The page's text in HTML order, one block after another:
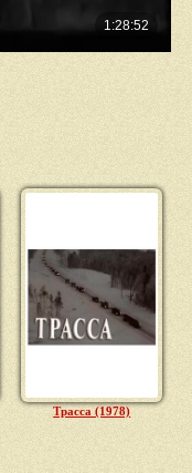
Трасса (1978)